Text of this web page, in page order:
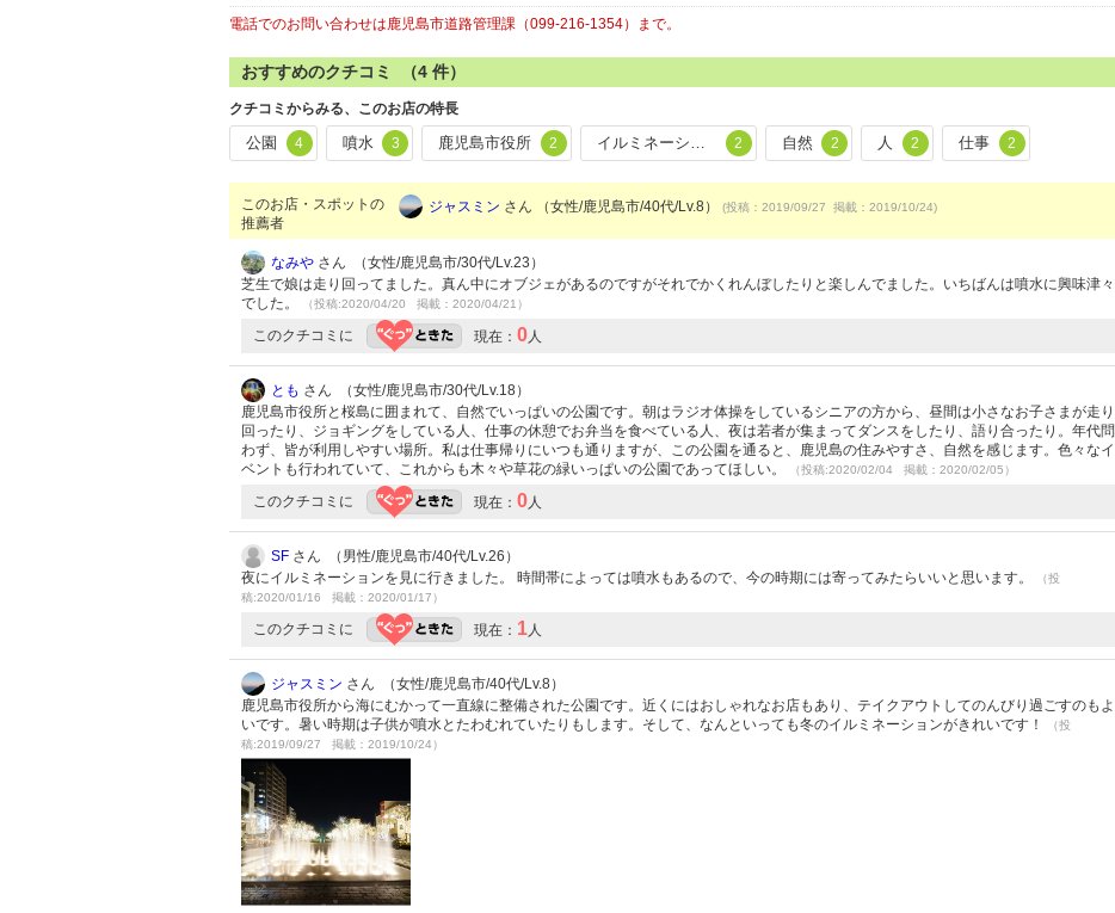
電話でのお問い合わせは鹿児島市道路管理課（099-216-1354）まで。
おすすめのクチコミ （4 件）
クチコミからみる、このお店の特長
公園 4 噴水 3 鹿児島市役所 2 イルミネーション 2 自然 2 人 2 仕事 2
このお店・スポットの
推薦者
ジャスミン さん （女性/鹿児島市/40代/Lv.8） (投稿：2019/09/27 掲載：2019/10/24)
なみや さん （女性/鹿児島市/30代/Lv.23）
芝生で娘は走り回ってました。真ん中にオブジェがあるのですがそれでかくれんぼしたりと楽しんでました。いちばんは噴水に興味津々
でした。
（投稿:2020/04/20 掲載：2020/04/21）
このクチコミに 現在： 0 人
とも さん （女性/鹿児島市/30代/Lv.18）
鹿児島市役所と桜島に囲まれて、自然でいっぱいの公園です。朝はラジオ体操をしているシニアの方から、昼間は小さなお子さまが走り
回ったり、ジョギングをしている人、仕事の休憩でお弁当を食べている人、夜は若者が集まってダンスをしたり、語り合ったり。年代問
わず、皆が利用しやすい場所。私は仕事帰りにいつも通りますが、この公園を通ると、鹿児島の住みやすさ、自然を感じます。色々なイ
ベントも行われていて、これからも木々や草花の緑いっぱいの公園であってほしい。
（投稿:2020/02/04 掲載：2020/02/05）
このクチコミに 現在： 0 人
SF さん （男性/鹿児島市/40代/Lv.26）
夜にイルミネーションを見に行きました。 時間帯によっては噴水もあるので、今の時期には寄ってみたらいいと思います。
（投
稿:2020/01/16 掲載：2020/01/17）
このクチコミに 現在： 1 人
ジャスミン さん （女性/鹿児島市/40代/Lv.8）
鹿児島市役所から海にむかって一直線に整備された公園です。近くにはおしゃれなお店もあり、テイクアウトしてのんびり過ごすのもよ
いです。暑い時期は子供が噴水とたわむれていたりもします。そして、なんといっても冬のイルミネーションがきれいです！
（投
稿:2019/09/27 掲載：2019/10/24）